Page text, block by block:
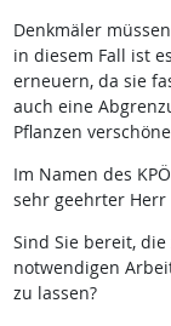
Denkmäler
in diesem Fall ist
erneuern, da sie
auch eine
Pflanzen
Im Namen des
sehr geehrter
Sind Sie bereit,
notwendigen
zu lassen?